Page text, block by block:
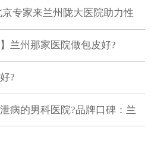
专家来兰州陇大医院助力性
兰州那家医院做包皮好?
?
病的男科医院?品牌口碑：兰